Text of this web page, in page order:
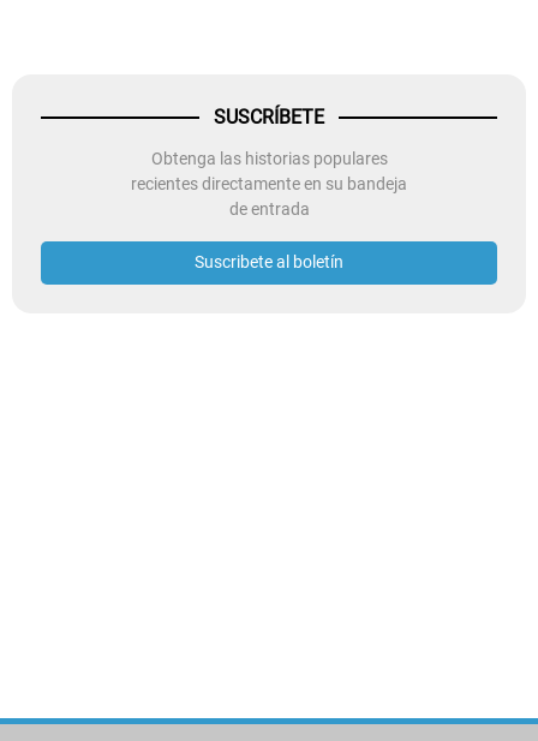
SUSCRÍBETE
Obtenga las historias populares
recientes directamente en su bandeja
de entrada
Suscribete al boletín